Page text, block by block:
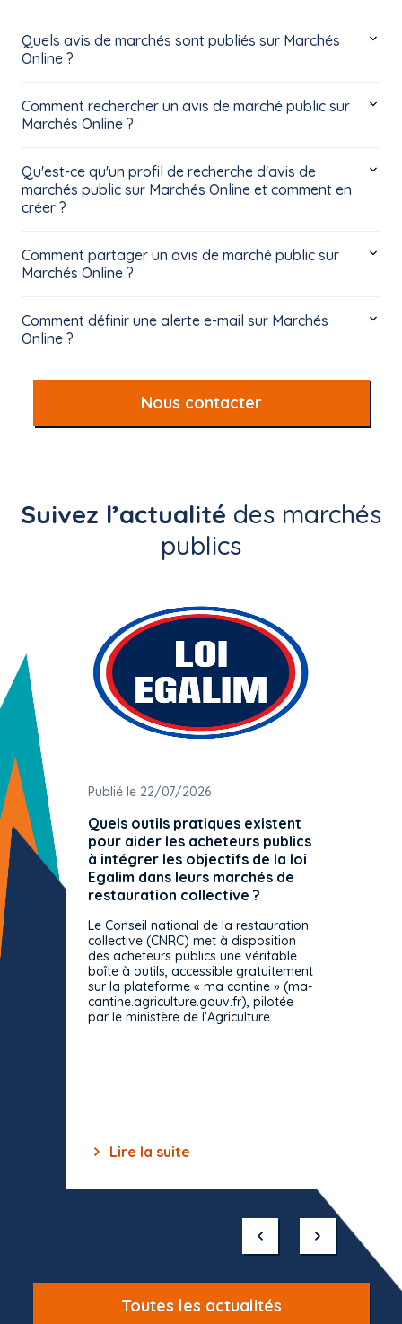
Quels avis de marchés sont publiés sur Marchés
Online ?
Comment rechercher un avis de marché public sur
Marchés Online ?
Qu'est-ce qu'un profil de recherche d'avis de
marchés public sur Marchés Online et comment en
créer ?
Comment partager un avis de marché public sur
Marchés Online ?
Comment définir une alerte e-mail sur Marchés
Online ?
Nous contacter
Suivez l’actualité des marchés
publics
Publié le 22/07/2026
Quels outils pratiques existent
pour aider les acheteurs publics
à intégrer les objectifs de la loi
Egalim dans leurs marchés de
restauration collective ?
Le Conseil national de la restauration
collective (CNRC) met à disposition
des acheteurs publics une véritable
boîte à outils, accessible gratuitement
sur la plateforme « ma cantine » (ma-
cantine.agriculture.gouv.fr), pilotée
par le ministère de l'Agriculture.
Lire la suite
Toutes les actualités